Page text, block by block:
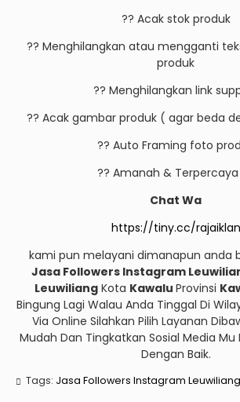
?? Acak stok produk
?? Menghilangkan atau mengganti
produk
?? Menghilangkan link
?? Acak gambar produk ( agar beda
?? Auto Framing foto
?? Amanah & Terpercaya
Chat Wa
https://tiny.cc/rajaiklan
kami pun melayani dimanapun anda
Jasa Followers Instagram
Leuwiliang Kota Kawalu Provinsi
Bingung Lagi Walau Anda Tinggal Di
Via Online Silahkan Pilih Layanan
Mudah Dan Tingkatkan Sosial Media
Dengan Baik.
Tags: Jasa Followers Instagram Leuwiliang